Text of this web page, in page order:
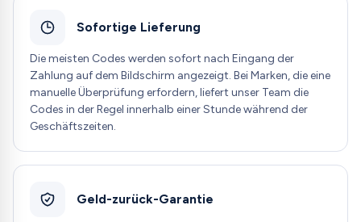
Sofortige Lieferung
Die meisten Codes werden sofort nach Eingang der
Zahlung auf dem Bildschirm angezeigt. Bei Marken, die eine
manuelle Überprüfung erfordern, liefert unser Team die
Codes in der Regel innerhalb einer Stunde während der
Geschäftszeiten.
Geld-zurück-Garantie